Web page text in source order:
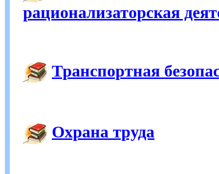
рационализаторская
Транспортная
Охрана труда